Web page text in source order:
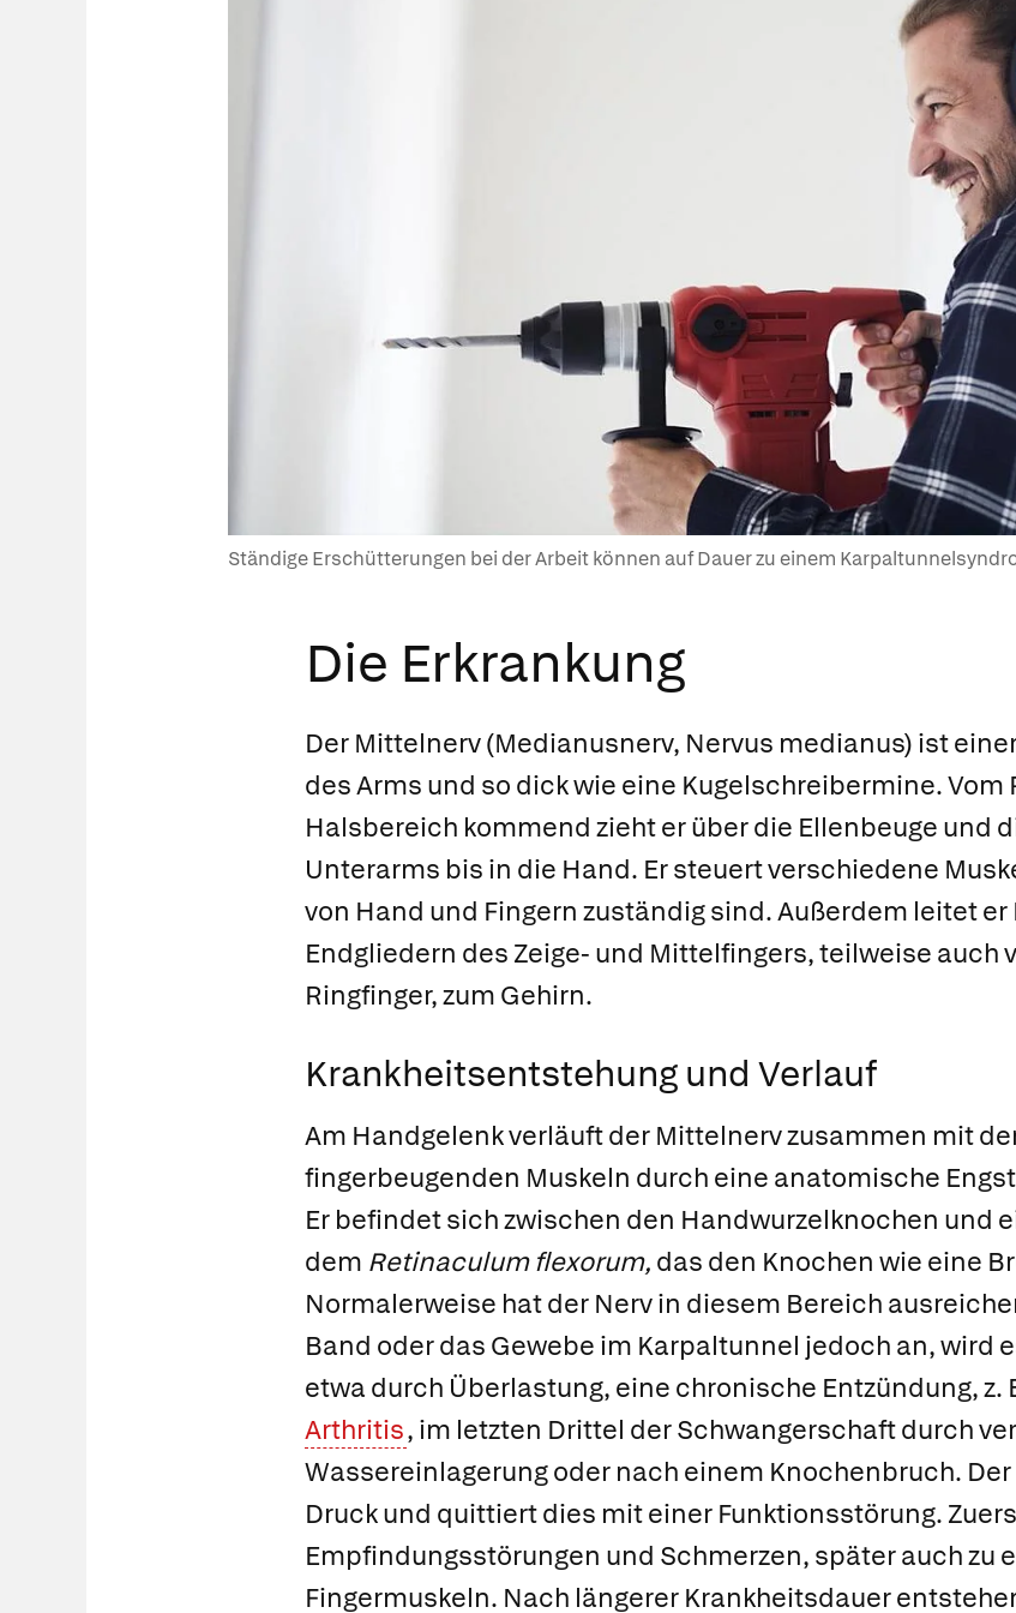
Ständige Erschütterungen bei der Arbeit können auf Dauer zu einem
Die Erkrankung
Der Mittelnerv(Medianusnerv, Nervus medianus) ist
des Arms und so dick wie eine Kugelschreibermine. Vom
Halsbereich kommend zieht er über die Ellenbeuge und
Unterarms bis in die Hand. Er steuert verschiedene
von Hand und Fingern zuständig sind. Außerdem leitet
Endgliedern des Zeige- und Mittelfingers, teilweise auch
Ringfinger, zum Gehirn.
Krankheitsentstehung und Verlauf
Am Handgelenk verläuft der Mittelnerv zusammen mit
fingerbeugenden Muskeln durch eine anatomische
Er befindet sich zwischen den Handwurzelknochen und
dem Retinaculum flexorum, das den Knochen wie eine
Normalerweise hat der Nerv in diesem Bereich
Band oder das Gewebe im Karpaltunnel jedoch an, wird
etwa durch Überlastung, eine chronische Entzündung, z.
Arthritis, im letzten Drittel der Schwangerschaft durch
Wassereinlagerung oder nach einem Knochenbruch.
Druck und quittiert dies mit einer Funktionsstörung.
Empfindungsstörungen und Schmerzen, später auch zu
Fingermuskeln. Nach längerer Krankheitsdauer